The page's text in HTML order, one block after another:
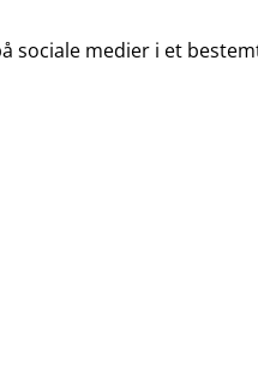
sociale medier i et